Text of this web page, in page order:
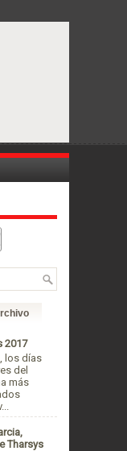
2017
los días
del
más
Tharsys